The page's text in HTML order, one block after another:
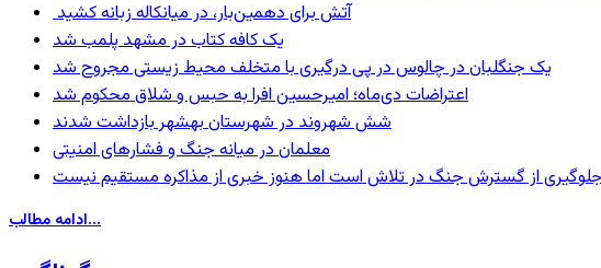
آتش برای دهمین‌بار، در میانکاله زبانه کشید
یک کافه کتاب در مشهد پلمب شد
یک جنگلبان در چالوس در پی درگیری با متخلف محیط زیستی مجروح شد
اعتراضات دی‌ماه؛ امیرحسین افرا به حبس و شلاق محکوم شد
شش شهروند در شهرستان بهشهر بازداشت شدند
معلمان در میانه جنگ و فشارهای امنیتی
از گسترش جنگ در تلاش است اما هنوز خبری از مذاکره مستقیم نیست
ادامه مطالب...